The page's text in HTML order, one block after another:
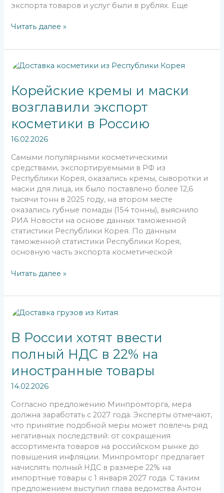
экспорта товаров и услуг были в рублях. Еще
Читать далее »
Корейские кремы и маски
возглавили экспорт
косметики в Россию
16.02.2026
Самыми популярными косметическими
средствами, экспортируемыми в РФ из
Республики Корея, оказались кремы, сыворотки и
маски для лица, их было поставлено более 12,6
тысячи тонн в 2025 году, на втором месте
оказались губные помады (154 тонны), выяснило
РИА Новости на основе данных таможенной
статистики Республики Корея. По данным
таможенной статистики Республики Корея,
основную часть экспорта косметической
Корейские
и
маски
возглавили
косметики
в
Читать далее »
В России хотят ввести
полный НДС в 22% на
иностранные товары
14.02.2026
Согласно предложению Минпромторга, мера
должна заработать с 2027 года. Эксперты отмечают,
что принятие подобной меры может повлечь ряд
негативных последствий: от сокращения
ассортимента товаров на российском рынке до
повышения инфляции. Минпромторг предлагает
начислять полный НДС в размере 22% на
импортные товары с 1 января 2027 года. С таким
предложением выступил глава ведомства Антон
В
хотят
ввести
полный
в
22%
иностранные
товары